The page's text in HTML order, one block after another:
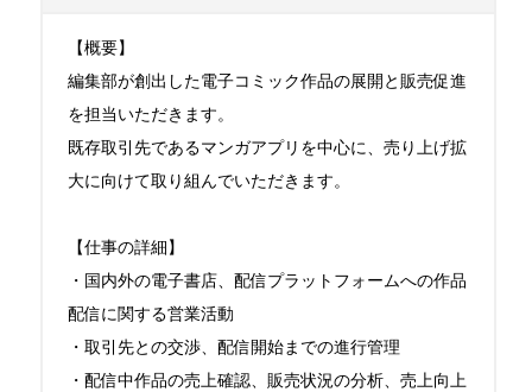
【概要】
編集部が創出した電子コミック作品の展開と販売促進
を担当いただきます。
既存取引先であるマンガアプリを中心に、売り上げ拡
大に向けて取り組んでいただきます。
【仕事の詳細】
・国内外の電子書店、配信プラットフォームへの作品
配信に関する営業活動
・取引先との交渉、配信開始までの進行管理
・配信中作品の売上確認、販売状況の分析、売上向上